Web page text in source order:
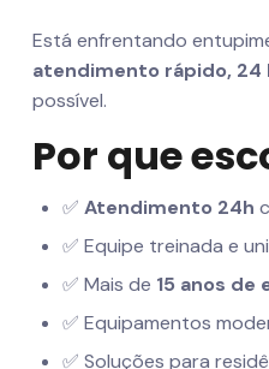
Está enfrentando
atendimento rápido, 24
possível.
Por que
✅ Atendimento 24h
✅ Equipe treinada e
✅ Mais de 15 anos de
✅ Equipamentos
✅ Soluções para